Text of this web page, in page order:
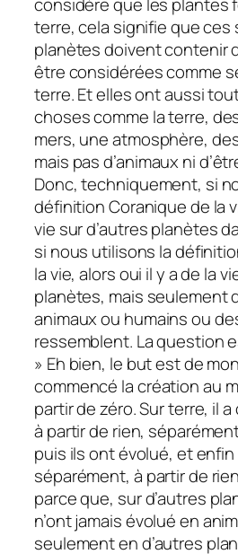
terre, cela signifie que ces
planètes doivent contenir
être considérées comme
terre. Et elles ont aussi
choses comme la terre,
mers, une atmosphère,
mais pas d’animaux ni
Donc, techniquement, si
définition Coranique de la
vie sur d’autres planètes
si nous utilisons la
la vie, alors oui il y a de la
planètes, mais seulement
animaux ou humains ou
ressemblent. La question
» Eh bien, le but est de
commencé la création au
partir de zéro. Sur terre, il
à partir de rien,
puis ils ont évolué, et enfin
séparément, à partir de
parce que, sur d’autres
n’ont jamais évolué en
seulement en d’autres